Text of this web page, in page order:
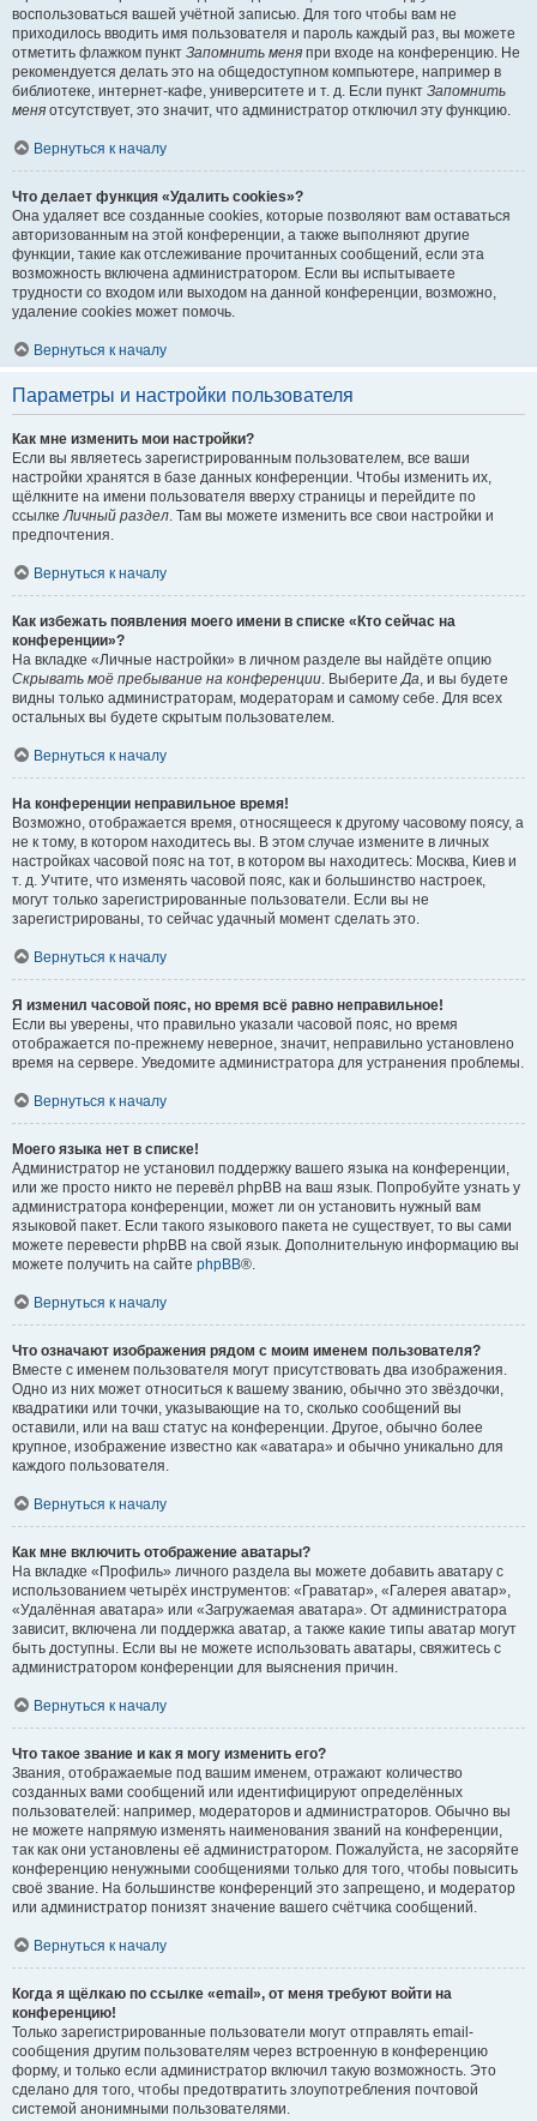
воспользоваться вашей учётной записью. Для того чтобы вам не
приходилось вводить имя пользователя и пароль каждый раз, вы можете
отметить флажком пункт Запомнить меня при входе на конференцию. Не
рекомендуется делать это на общедоступном компьютере, например в
библиотеке, интернет-кафе, университете и т. д. Если пункт Запомнить
меня отсутствует, это значит, что администратор отключил эту функцию.
Вернуться к началу
Что делает функция «Удалить cookies»?
Она удаляет все созданные cookies, которые позволяют вам оставаться
авторизованным на этой конференции, а также выполняют другие
функции, такие как отслеживание прочитанных сообщений, если эта
возможность включена администратором. Если вы испытываете
трудности со входом или выходом на данной конференции, возможно,
удаление cookies может помочь.
Вернуться к началу
Параметры и настройки пользователя
Как мне изменить мои настройки?
Если вы являетесь зарегистрированным пользователем, все ваши
настройки хранятся в базе данных конференции. Чтобы изменить их,
щёлкните на имени пользователя вверху страницы и перейдите по
ссылкеЛичный раздел. Там вы можете изменить все свои настройки и
предпочтения.
Вернуться к началу
Как избежать появления моего имени в списке «Кто сейчас на
конференции»?
На вкладке «Личные настройки» в личном разделе вы найдёте опцию
Скрывать моё пребывание на конференции. ВыберитеДа, и вы будете
видны только администраторам, модераторам и самому себе. Для всех
остальных вы будете скрытым пользователем.
Вернуться к началу
На конференции неправильное время!
Возможно, отображается время, относящееся к другому часовому поясу, а
не к тому, в котором находитесь вы. В этом случае измените в личных
настройках часовой пояс на тот, в котором вы находитесь: Москва, Киев и
т. д. Учтите, что изменять часовой пояс, как и большинство настроек,
могут только зарегистрированные пользователи. Если вы не
зарегистрированы, то сейчас удачный момент сделать это.
Вернуться к началу
Я изменил часовой пояс, но время всё равно неправильное!
Если вы уверены, что правильно указали часовой пояс, но время
отображается по-прежнему неверное, значит, неправильно установлено
время на сервере. Уведомите администратора для устранения проблемы.
Вернуться к началу
Моего языка нет в списке!
Администратор не установил поддержку вашего языка на конференции,
или же просто никто не перевёл phpBB на ваш язык. Попробуйте узнать у
администратора конференции, может ли он установить нужный вам
языковой пакет. Если такого языкового пакета не существует, то вы сами
можете перевести phpBB на свой язык. Дополнительную информацию вы
можете получить на сайте phpBB®.
Вернуться к началу
Что означают изображения рядом с моим именем пользователя?
Вместе с именем пользователя могут присутствовать два изображения.
Одно из них может относиться к вашему званию, обычно это звёздочки,
квадратики или точки, указывающие на то, сколько сообщений вы
оставили, или на ваш статус на конференции. Другое, обычно более
крупное, изображение известно как «аватара» и обычно уникально для
каждого пользователя.
Вернуться к началу
Как мне включить отображение аватары?
На вкладке «Профиль» личного раздела вы можете добавить аватару с
использованием четырёх инструментов: «Граватар», «Галерея аватар»,
«Удалённая аватара» или «Загружаемая аватара». От администратора
зависит, включена ли поддержка аватар, а также какие типы аватар могут
быть доступны. Если вы не можете использовать аватары, свяжитесь с
администратором конференции для выяснения причин.
Вернуться к началу
Что такое звание и как я могу изменить его?
Звания, отображаемые под вашим именем, отражают количество
созданных вами сообщений или идентифицируют определённых
пользователей: например, модераторов и администраторов. Обычно вы
не можете напрямую изменять наименования званий на конференции,
так как они установлены её администратором. Пожалуйста, не засоряйте
конференцию ненужными сообщениями только для того, чтобы повысить
своё звание. На большинстве конференций это запрещено, и модератор
или администратор понизят значение вашего счётчика сообщений.
Вернуться к началу
Когда я щёлкаю по ссылке «email», от меня требуют войти на
конференцию!
Только зарегистрированные пользователи могут отправлять email-
сообщения другим пользователям через встроенную в конференцию
форму, и только если администратор включил такую возможность. Это
сделано для того, чтобы предотвратить злоупотребления почтовой
системой анонимными пользователями.